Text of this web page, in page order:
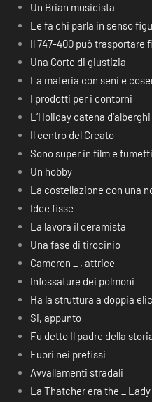
Un Brian musicista
Le fa chi parla in senso
Il 747-400 può trasportare
Una Corte di giustizia
La materia con seni e
I prodotti per i contorni
L’Holiday catena d’alberghi
Il centro del Creato
Sono super in film e fumetti
Un hobby
La costellazione con una
Idee fisse
La lavora il ceramista
Una fase di tirocinio
Cameron _ , attrice
Infossature dei polmoni
Ha la struttura a doppia
Si, appunto
Fu detto Il padre della
Fuori nei prefissi
Avvallamenti stradali
La Thatcher era the _ Lady